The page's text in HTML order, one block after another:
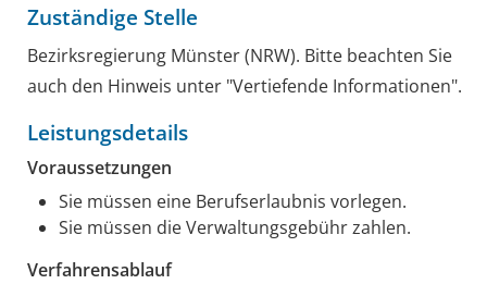
Zuständige Stelle
Bezirksregierung Münster (NRW). Bitte beachten Sie
auch den Hinweis unter "Vertiefende Informationen".
Leistungsdetails
Voraussetzungen
Sie müssen eine Berufserlaubnis vorlegen.
Sie müssen die Verwaltungsgebühr zahlen.
Verfahrensablauf